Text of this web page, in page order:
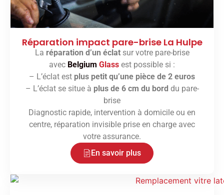
Réparation impact pare-brise La Hulpe
La réparation d’un éclatsur votre pare-brise
avec Belgium Glass est possible si :
– L’éclat est plus petit qu’une pièce de 2 euros
– L’éclat se situe à plus de 6 cm du bord du pare-
brise
Diagnostic rapide, intervention à domicile ou en
centre, réparation invisible prise en charge avec
votre assurance.
En savoir plus